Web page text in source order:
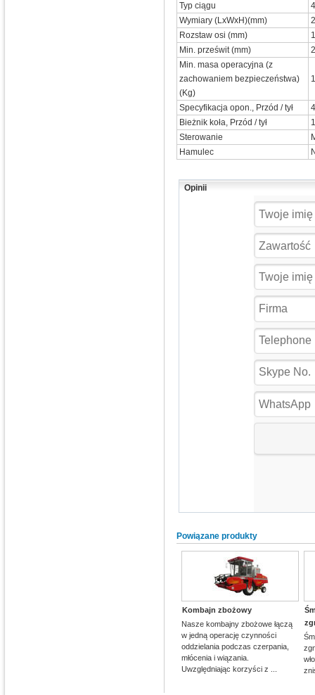
Typ ciągu
Wymiary (LxWxH)(mm)
Rozstaw osi (mm)
Min. prześwit (mm)
Min. masa operacyjna (z
zachowaniem bezpieczeństwa)
(Kg)
Specyfikacja opon., Przód / tył
Bieżnik koła, Przód / tył
Sterowanie
Hamulec
Opinii
Powiązane produkty
Kombajn zbożowy
Nasze kombajny zbożowe łączą
w jedną operację czynności
oddzielania podczas czerpania,
młócenia i wiązania.
Uwzględniając korzyści z ...